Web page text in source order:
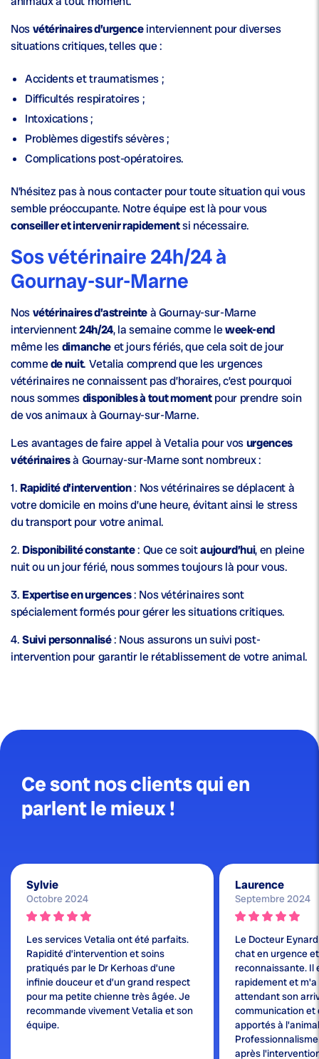
Nosvétérinaires d’urgenceinterviennent pour diverses
situations critiques, telles que :
Accidents et traumatismes ;
Difficultés respiratoires ;
Intoxications ;
Problèmes digestifs sévères ;
Complications post-opératoires.
N’hésitez pas à nous contacter pour toute situation qui vous
semble préoccupante. Notre équipe est là pour vous
conseiller et intervenir rapidementsi nécessaire.
Sos vétérinaire 24h/24 à
Gournay-sur-Marne
Nosvétérinaires d’astreinteà Gournay-sur-Marne
interviennent24h/24, la semaine comme leweek-end
même lesdimancheet jours fériés, que cela soit de jour
commede nuit. Vetalia comprend que les urgences
vétérinaires ne connaissent pas d’horaires, c’est pourquoi
nous sommesdisponibles à tout momentpour prendre soin
de vos animaux à Gournay-sur-Marne.
Les avantages de faire appel à Vetalia pour vosurgences
vétérinairesà Gournay-sur-Marne sont nombreux :
1. Rapidité d’intervention: Nos vétérinaires se déplacent à
votre domicile en moins d’une heure, évitant ainsi le stress
du transport pour votre animal.
2. Disponibilité constante: Que ce soitaujourd’hui, en pleine
nuit ou un jour férié, nous sommes toujours là pour vous.
3. Expertise en urgences: Nos vétérinaires sont
spécialement formés pour gérer les situations critiques.
4.Suivi personnalisé: Nous assurons un suivi post-
intervention pour garantir le rétablissement de votre animal.
Ce sont nos clients qui en
parlent le mieux !
Sylvie
Octobre 2024
Les services Vetalia ont été parfaits.
Rapidité d’intervention et soins
pratiqués par le Dr Kerhoas d’une
infinie douceur et d’un grand respect
pour ma petite chienne très âgée. Je
recommande vivement Vetalia et son
équipe.
Laurence
Septembre 2024
Le Docteur
chat en urgence
reconnaissante. Il
rapidement et m'a
attendant son
communication et
apportés à
après